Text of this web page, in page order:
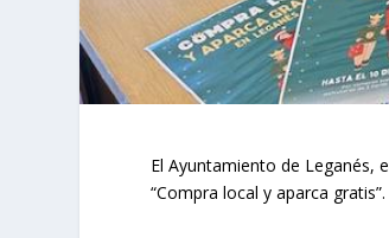
El Ayuntamiento de Leganés,
“Compra local y aparca gratis”.